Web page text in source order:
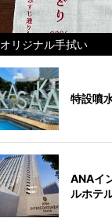
オリジナル手拭い
特設噴
ANAイ
ルホテ